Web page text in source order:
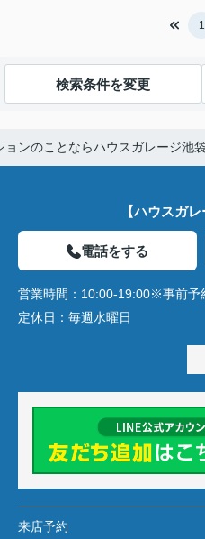
1
検索条件を変更
ョンのことならハウスガレージ池
【ハウスガ
電話をする
営業時間： 10:00-19:00※事前予
定休日： 毎週水曜日
来店予約